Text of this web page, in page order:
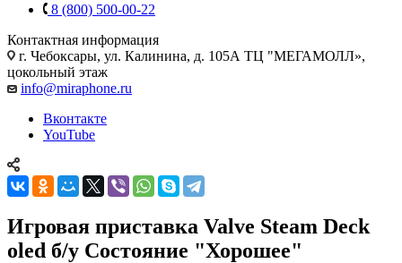
8 (800) 500-00-22
Контактная информация
г. Чебоксары, ул. Калинина, д. 105А ТЦ "МЕГАМОЛЛ»,
цокольный этаж
info@miraphone.ru
Вконтакте
YouTube
Игровая приставка Valve Steam Deck
oled б/у Состояние "Хорошее"